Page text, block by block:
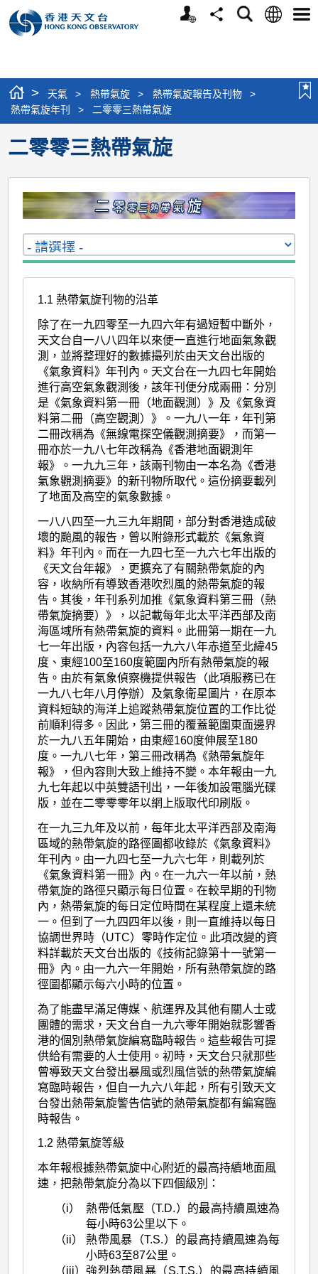
個
分
搜
語
選
> 天氣 > 熱帶氣旋 > 熱帶氣旋報告及刊物
>
熱帶氣旋年刊
> 二零零三熱帶氣旋
二零零三熱帶氣旋
1.1 熱帶氣旋刊物的沿革
除了在一九四零至一九四六年有過短暫中斷外，
天文台自一八八四年以來便一直進行地面氣象觀
測，並將整理好的數據撮列於由天文台出版的
《氣象資料》年刊內。天文台在一九四七年開始
進行高空氣象觀測後，該年刊便分成兩冊：分別
是《氣象資料第一冊（地面觀測）》及《氣象資
料第二冊（高空觀測）》。一九八一年，年刊第
二冊改稱為《無線電探空儀觀測摘要》，而第一
冊亦於一九八七年改稱為《香港地面觀測年
報》。一九九三年，該兩刊物由一本名為《香港
氣象觀測摘要》的新刊物所取代。這份摘要載列
了地面及高空的氣象數據。
一八八四至一九三九年期間，部分對香港造成破
壞的颱風的報告，曾以附錄形式載於《氣象資
料》年刊內。而在一九四七至一九六七年出版的
《天文台年報》，更擴充了有關熱帶氣旋的內
容，收納所有導致香港吹烈風的熱帶氣旋的報
告。其後，年刊系列加推《氣象資料第三冊（熱
帶氣旋摘要）》，以記載每年北太平洋西部及南
海區域所有熱帶氣旋的資料。此冊第一期在一九
七一年出版，內容包括一九六八年赤道至北緯45
度、東經100至160度範圍內所有熱帶氣旋的報
告。由於有氣象偵察機提供報告（此項服務已在
一九八七年八月停辦）及氣象衛星圖片，在原本
資料短缺的海洋上追蹤熱帶氣旋位置的工作比從
前順利得多。因此，第三冊的覆蓋範圍東面邊界
於一九八五年開始，由東經160度伸展至180
度。一九八七年，第三冊改稱為《熱帶氣旋年
報》，但內容則大致上維持不變。本年報由一九
九七年起以中英雙語刊出，一年後加設電腦光碟
版，並在二零零零年以網上版取代印刷版。
在一九三九年及以前，每年北太平洋西部及南海
區域的熱帶氣旋的路徑圖都收錄於《氣象資料》
年刊內。由一九四七至一九六七年，則載列於
《氣象資料第一冊》內。在一九六一年以前，熱
帶氣旋的路徑只顯示每日位置。在較早期的刊物
內，熱帶氣旋的每日定位時間在某程度上還未統
一。但到了一九四四年以後，則一直維持以每日
協調世界時（UTC）零時作定位。此項改變的資
料詳載於天文台出版的《技術記錄第十一號第一
冊》內。由一九六一年開始，所有熱帶氣旋的路
徑圖都顯示每六小時的位置。
為了能盡早滿足傳媒、航運界及其他有關人士或
團體的需求，天文台自一九六零年開始就影響香
港的個別熱帶氣旋編寫臨時報告。這些報告可提
供給有需要的人士使用。初時，天文台只就那些
曾導致天文台發出暴風或烈風信號的熱帶氣旋編
寫臨時報告，但自一九六八年起，所有引致天文
台發出熱帶氣旋警告信號的熱帶氣旋都有編寫臨
時報告。
1.2 熱帶氣旋等級
本年報根據熱帶氣旋中心附近的最高持續地面風
速，把熱帶氣旋分為以下四個級別：
（i）
熱帶低氣壓（T.D.）的最高持續風速為
每小時63公里以下。
（ii）
熱帶風暴（T.S.）的最高持續風速為每
小時63至87公里。
（iii）強烈熱帶風暴（S.T.S.）的最高持續風